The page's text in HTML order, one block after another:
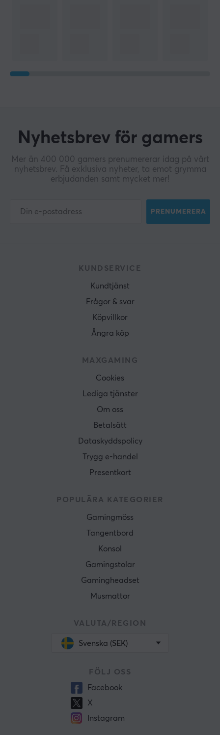
Nyhetsbrev för gamers
Mer än 400 000 gamers prenumererar idag på vårt
nyhetsbrev. Få exklusiva nyheter, ta emot grymma
erbjudanden samt mycket mer!
PRENUMERERA
KUNDSERVICE
Kundtjänst
Frågor & svar
Köpvillkor
Ångra köp
MAXGAMING
Cookies
Lediga tjänster
Om oss
Betalsätt
Dataskyddspolicy
Trygg e-handel
Presentkort
POPULÄRA KATEGORIER
Gamingmöss
Tangentbord
Konsol
Gamingstolar
Gamingheadset
Musmattor
VALUTA/REGION
Svenska (SEK)
FÖLJ OSS
Facebook
X
Instagram